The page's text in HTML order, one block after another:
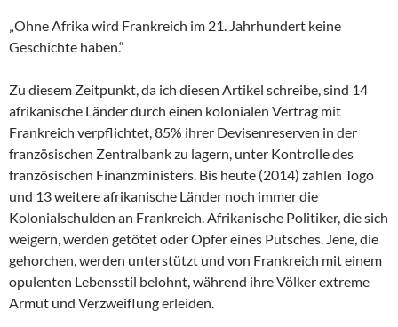
„Ohne Afrika wird Frankreich im 21. Jahrhundert keine
Geschichte haben.“
Zu diesem Zeitpunkt, da ich diesen Artikel schreibe, sind 14
afrikanische Länder durch einen kolonialen Vertrag mit
Frankreich verpflichtet, 85% ihrer Devisenreserven in der
französischen Zentralbank zu lagern, unter Kontrolle des
französischen Finanzministers. Bis heute (2014) zahlen Togo
und 13 weitere afrikanische Länder noch immer die
Kolonialschulden an Frankreich. Afrikanische Politiker, die sich
weigern, werden getötet oder Opfer eines Putsches. Jene, die
gehorchen, werden unterstützt und von Frankreich mit einem
opulenten Lebensstil belohnt, während ihre Völker extreme
Armut und Verzweiflung erleiden.